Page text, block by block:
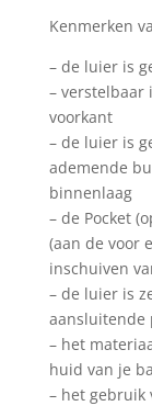
Kenmerken
– de luier is
– verstelbaar
voorkant
– de luier is
ademende
binnenlaag
– de Pocket
(aan de voor
inschuiven
– de luier is
aansluitende
– het
huid van je
– het gebruik